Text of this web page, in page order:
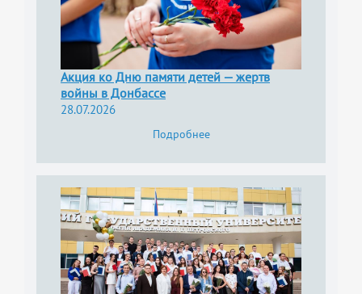
Акция ко Дню памяти детей — жертв
войны в Донбассе
28.07.2026
Подробнее